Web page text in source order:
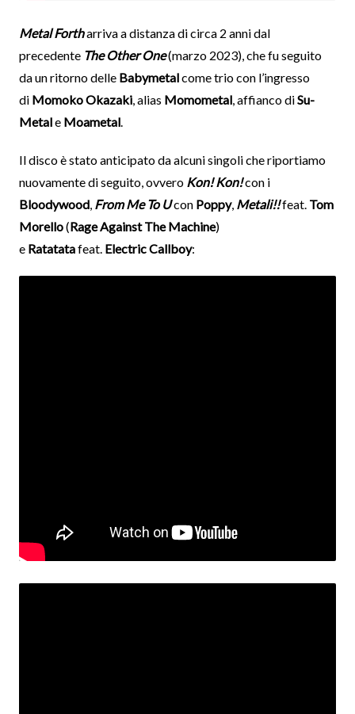
Metal Fortharriva a distanza di circa 2 anni dal
precedente The Other One(marzo 2023), che fu seguito
da un ritorno delle Babymetalcome trio con l’ingresso
di Momoko Okazaki, alias Momometal, affianco diSu-
Metale Moametal.
Il disco è stato anticipato da alcuni singoli che riportiamo
nuovamente di seguito, ovvero Kon! Kon!con i
Bloodywood, From Me To Ucon Poppy, Metali!!feat. Tom
Morello(Rage Against The Machine)
e Ratatatafeat. Electric Callboy: